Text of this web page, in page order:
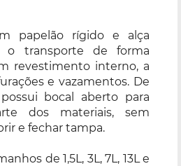
papelão rígido e alça
o transporte de forma
revestimento interno, a
e vazamentos. De
bocal aberto para
dos materiais, sem
e fechar tampa.
de 1,5L, 3L, 7L, 13L e